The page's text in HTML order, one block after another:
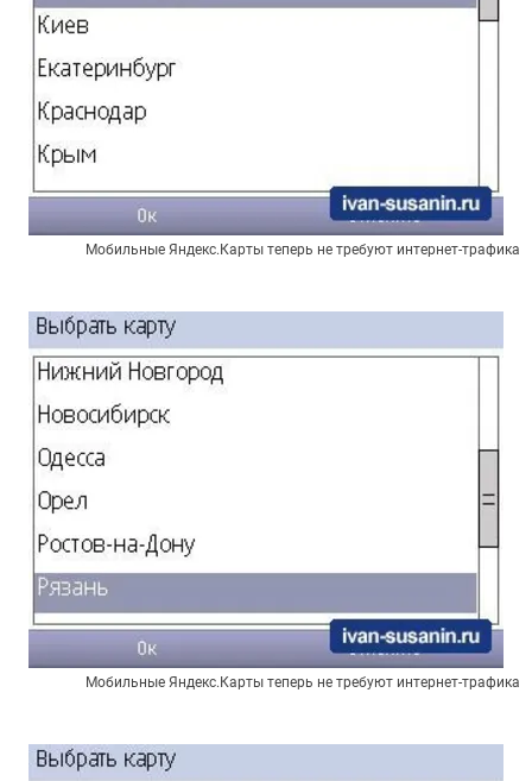
Мобильные Яндекс.Карты теперь не требуют интернет-трафика
Мобильные Яндекс.Карты теперь не требуют интернет-трафика